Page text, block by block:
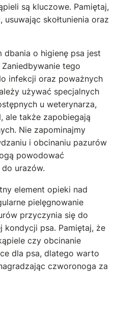
są kluczowe. Pamiętaj,
skołtunienia oraz
dbania o higienę psa jest
tego
infekcji oraz poważnych
używać specjalnych
u weterynarza,
ale także zapobiegają
Nie zapominajmy
i obcinaniu pazurów
powodować
urazów.
element opieki nad
pielęgnowanie
przyczynia się do
kondycji psa. Pamiętaj, że
czy obcinanie
dla psa, dlatego warto
czworonoga za